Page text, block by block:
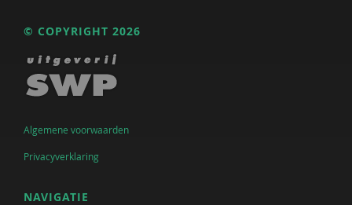
© COPYRIGHT 2026
Algemene voorwaarden
Privacyverklaring
NAVIGATIE